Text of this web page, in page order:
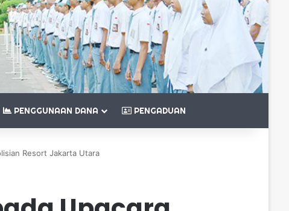
PENGGUNAAN DANA PENGADUAN
Resort Jakarta Utara